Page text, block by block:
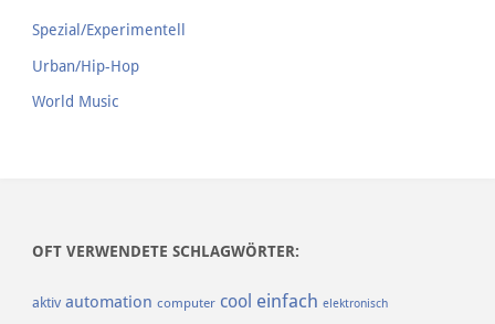
Spezial/Experimentell
Urban/Hip-Hop
World Music
OFT VERWENDETE SCHLAGWÖRTER:
aktiv automation computer cool einfach elektronisch